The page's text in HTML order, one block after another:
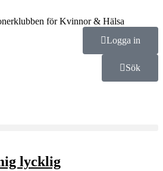
Logga in
Sök
lycklig